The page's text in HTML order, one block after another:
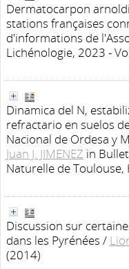
Dermatocarpon
stations françaises
d'informations de
Lichénologie, 2023 -
Dinamica del N,
refractario en suelos
Nacional de Ordesa y
Juan J. JIMENEZ in
Naturelle de Toulouse,
Discussion sur
dans les Pyrénées /
(2014)